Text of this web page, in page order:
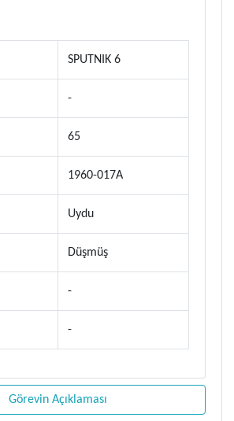
SPUTNIK 6
-
65
1960-017A
Uydu
Düşmüş
-
-
Görevin Açıklaması